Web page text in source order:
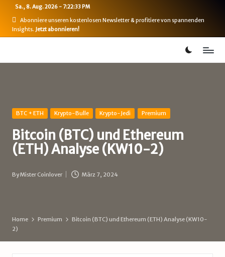
Skip
Sa., 8. Aug. 2026- 7:22:33 PM
Abonniere unseren kostenlosen Newsletter & profitiere von spannenden
Insights. Jetzt abonnieren!
B
c
o
i
-
u
d
Posted
BTC + ETH Krypto-Bulle Krypto-Jedi Premium
Bitcoin (BTC) und Ethereum
(ETH) Analyse (KW10-2)
Posted
ByMister Coinlover März 7, 2024
Home Premium
Bitcoin (BTC) und Ethereum (ETH) Analyse (KW10-
2)